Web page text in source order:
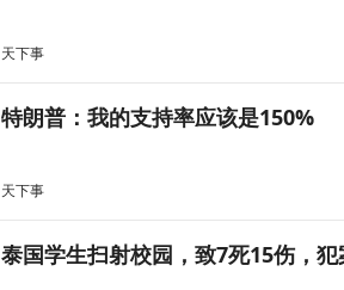
天下事
特朗普：我的支持率应该是150%
天下事
泰国学生扫射校园，致7死15伤，